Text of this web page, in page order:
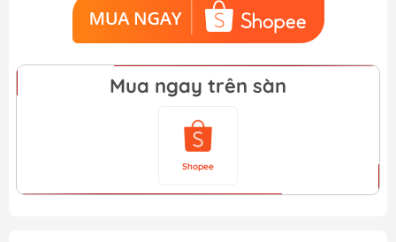
Mua ngay trên sàn
Shopee